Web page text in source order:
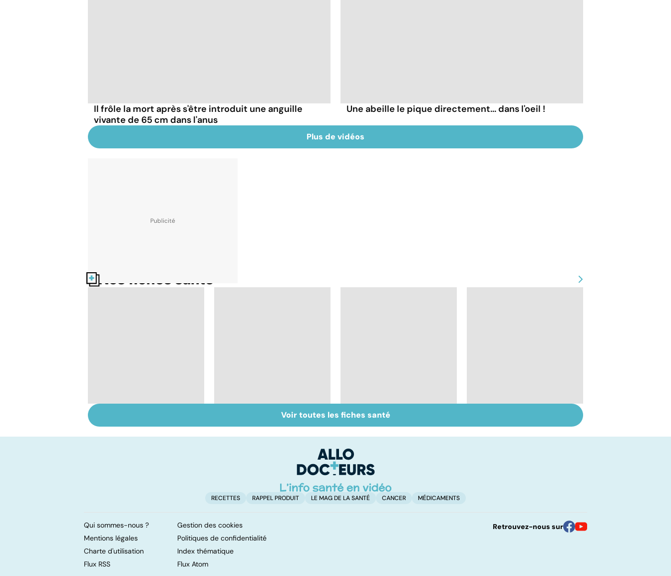
Il frôle la mort après s'être introduit une anguille
vivante de 65 cm dans l'anus
Une abeille le pique directement... dans l'oeil !
Plus de vidéos
Nos fiches santé
domicile, c'est facile !
Don de gamètes : le
pour et le contre
Médecine de
proximité : quel
l'ovulation : de la
Voir toutes les fiches santé
RECETTES RAPPEL PRODUIT LE MAG DE LA SANTÉ CANCER MÉDICAMENTS
Qui sommes-nous ?
Gestion des cookies
Mentions légales
Politiques de confidentialité
Charte d'utilisation
Index thématique
Flux RSS
Flux Atom
Retrouvez-nous sur